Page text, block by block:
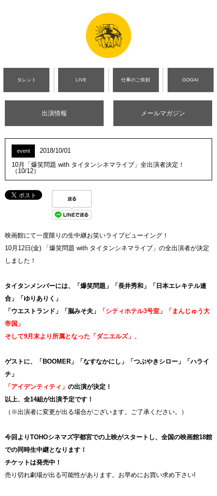
タレント LIVE 仕事のご依頼 GOGAI
出演情報 メールマガジン
event
2018/10/01
10月「爆笑問題 with タイタンシネマライブ」全出演者決定！
（10/12）
映画館にて一度限りの生中継お笑いライブビューイング！
10月12日(金) 「爆笑問題 with タイタンシネマライブ」の全出演者が決定
しました！
タイタンメンバーには、 「爆笑問題」「 長井秀和 」「日本エレキテル連
合」「ゆりありく」
「ウエストランド」
「脳みそ夫」 「シティホテル3号室」
「まんじゅう大
帝国」
そして9月末より所属となった 「ダニエルズ」、
ゲストに、 「BOOMER」「なすなかにし」「つぶやきシロー」
「ハライ
チ」
「アイデンティティ」 の出演が決定！
以上、全14組が出演予定です！
（※出演者に変更が出る場合がございます。ご了承ください。）
今回よりTOHOシネマズ宇都宮での上映がスタートし、全国の映画館18館
での同時生中継となります！
チケットは発売中！
売り切れ劇場が出る可能性があります。お早めにお買い求め下さい!